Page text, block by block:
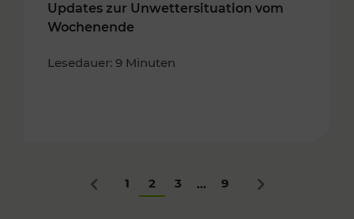
Updates zur Unwettersituation vom
Wochenende
Lesedauer: 9 Minuten
Zurück
1 2 3 ... 9 Nächstes